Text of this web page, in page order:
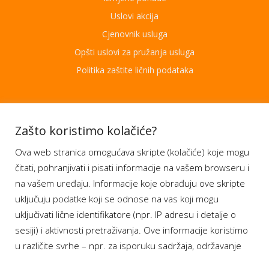
Uslovi akcija
Cjenovnik usluga
Opšti uslovi za pružanja usluga
Politika zaštite ličnih podataka
Aplikacije
Moj BH Telecom
Dostupnost usluga
Moja webTV
Aukcije BH Telecom
Zašto koristimo kolačiće?
Ova web stranica omogućava skripte (kolačiće) koje mogu
čitati, pohranjivati i pisati informacije na vašem browseru i
na vašem uređaju. Informacije koje obrađuju ove skripte
uključuju podatke koji se odnose na vas koji mogu
uključivati lične identifikatore (npr. IP adresu i detalje o
sesiji) i aktivnosti pretraživanja. Ove informacije koristimo
u različite svrhe – npr. za isporuku sadržaja, održavanje